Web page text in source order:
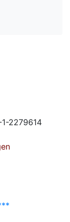
2279614